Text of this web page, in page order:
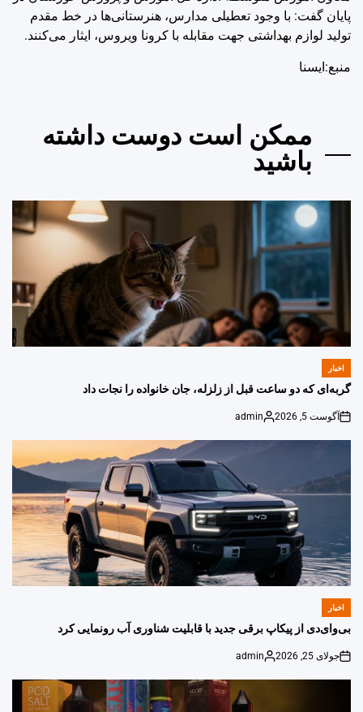
پایان گفت: با وجود تعطیلی مدارس، هنرستانی‌ها در خط مقدم
تولید لوازم بهداشتی جهت مقابله با کرونا ویروس، ایثار می‌کنند.
منبع:ایسنا
ممکن است دوست داشته
باشید
POSTED
IN
اخبار
گربه‌ای که دو ساعت قبل از زلزله، جان خانواده را نجات داد
on
آگوست 5, 2026
Posted
admin
POSTED
اخبار
بی‌وای‌دی از پیکاپ برقی جدید با قابلیت شناوری آب رونمایی کرد
on
جولای 25, 2026
Posted
admin